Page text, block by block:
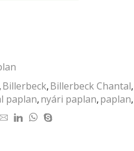
,Billerbeck,Billerbeck Chantal,
paplan,nyári paplan,paplan,